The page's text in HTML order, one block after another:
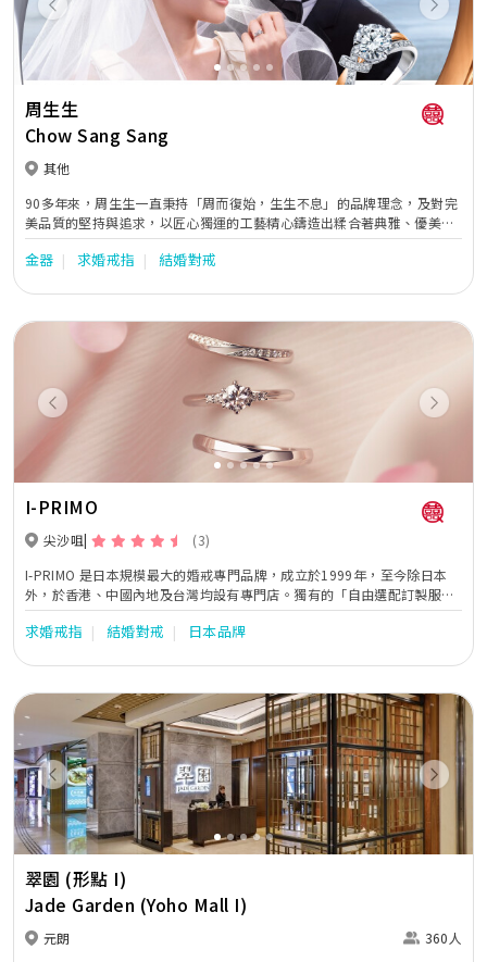
Previous Next
周生生
Chow Sang Sang
其他
90多年來，周生生一直秉持「周而復始，生生不息」的品牌理念，及對完
美品質的堅持與追求，以匠心獨運的工藝精心鑄造出糅合著典雅、優美、
時尚及創意元素的珠寶作品，於不同場合全面迎合顧客的珠寶配襯需求，
無論人生中的任何時刻，周生生珠寶總能巧妙地串聯起生命中的大小里
金器 求婚戒指 結婚對戒
Previous Next
I-PRIMO
尖沙咀
(3)
I-PRIMO 是日本規模最大的婚戒專門品牌，成立於1999年，至今除日本
外，於香港、中國內地及台灣均設有專門店。獨有的「自由選配訂製服
務」，是由專業的諮詢師先瞭解新人對婚戒的喜好和預算，提供豐富戒台
款式以及多元優質的裸鑽挑選，從中選擇出符合兩位的理想組合後，由日
的戒款中，包含神話及星座故事的幸福寓意，祝福著互許終身的愛侶們，
永遠幸福甜蜜。秉持日本文化精神，I-PRIMO作為專門售賣婚戒的品牌，
以「至高夢想、無上幸福」為理念，將喜悅的瞬間化作永恆的記憶，以最
真誠專業的心為新人帶來舒適又美觀的婚戒，與顧客們一同見證他們最幸
福和甜蜜的時刻。
求婚戒指 結婚對戒 日本品牌
Previous Next
翠園 (形點 I)
Jade Garden (Yoho Mall I)
元朗
360人